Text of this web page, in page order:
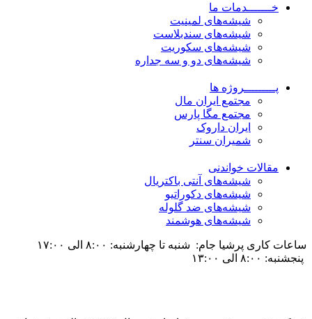
خـــــــدمات ما
شیشه‌های لمینیت
شیشه‌های سندبلاست
شیشه‌های سکوریت
شیشه‌های دو و سه جداره
پـــــــــروژه ها
مجتمع ایران مال
مجتمع مگا پارس
ایران داروک
شمیران سنتر
مقالات خواندنی
شیشه‌های آنتی باکتریال
شیشه‌های دکوراتیو
شیشه‌های ضد گلوله
شیشه‌های هوشمند
ساعات کاری پرشیا جام: شنبه تا چهارشنبه: ۸:۰۰ الی ۱۷:۰۰
پنجشنبه: ۸:۰۰ الی ۱۳:۰۰